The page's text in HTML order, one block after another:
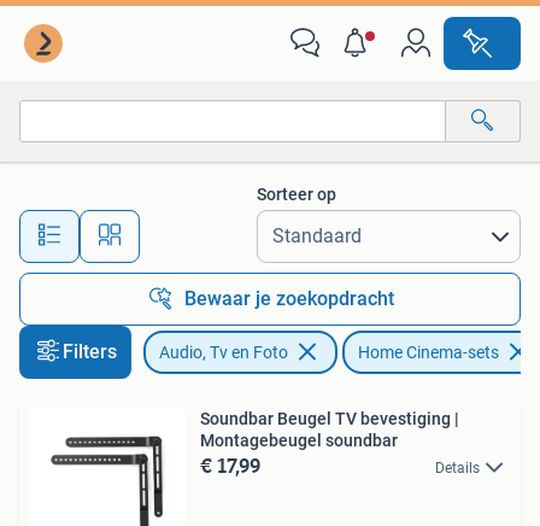
Alle afstanden…
Sorteer op
Bewaar je zoekopdracht
Filters Audio, Tv en Foto Home Cinema-sets
Soundbar Beugel TV bevestiging |
Montagebeugel soundbar
€ 17,99 Details